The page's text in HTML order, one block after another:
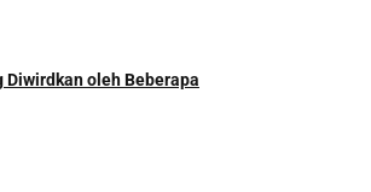
oleh Beberapa